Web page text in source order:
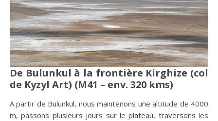
De Bulunkul à la frontière Kirghize (col
de Kyzyl Art) (M41 – env. 320 kms)
A partir de Bulunkul, nous maintenons une altitude de 4000
m, passons plusieurs jours sur le plateau, traversons les